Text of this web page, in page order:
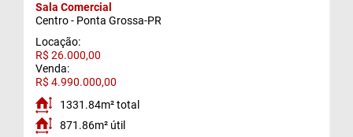
Sala Comercial
Centro - Ponta Grossa-PR
Locação:
R$ 26.000,00
Venda:
R$ 4.990.000,00
1331.84m² total
871.86m² útil